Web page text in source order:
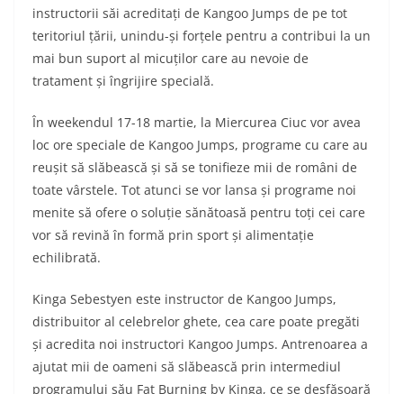
instructorii săi acreditați de Kangoo Jumps de pe tot
teritoriul țării, unindu-și forțele pentru a contribui la un
mai bun suport al micuților care au nevoie de
tratament și îngrijire specială.
În weekendul 17-18 martie, la Miercurea Ciuc vor avea
loc ore speciale de Kangoo Jumps, programe cu care au
reușit să slăbească și să se tonifieze mii de români de
toate vârstele. Tot atunci se vor lansa și programe noi
menite să ofere o soluție sănătoasă pentru toți cei care
vor să revină în formă prin sport și alimentație
echilibrată.
Kinga Sebestyen este instructor de Kangoo Jumps,
distribuitor al celebrelor ghete, cea care poate pregăti
și acredita noi instructori Kangoo Jumps. Antrenoarea a
ajutat mii de oameni să slăbească prin intermediul
programului său Fat Burning by Kinga, ce se desfășoară